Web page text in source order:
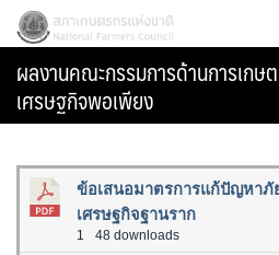
Skip
content
สภาเกษตรกรแห่งชาติ
ผลงานคณะกรรมการด้านการเก
เศรษฐกิจพอเพียง
ข้อเสนอมาตรการแก้ปัญหาภั
เศรษฐกิจฐานราก
1 48 downloads